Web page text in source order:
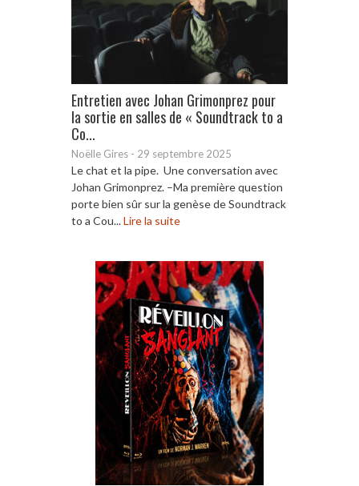
Entretien avec Johan Grimonprez pour
la sortie en salles de « Soundtrack to a
Co...
Noëlle Gires - 29 septembre 2025
Le chat et la pipe. Une conversation avec
Johan Grimonprez. –Ma première question
porte bien sûr sur la genèse de Soundtrack
to a Cou...Lire la suite